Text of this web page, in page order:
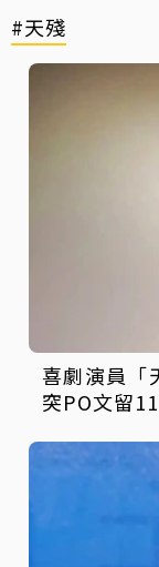
#天殘
喜劇演員「
突PO文留